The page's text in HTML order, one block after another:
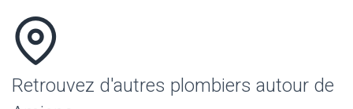
Retrouvez d'autres plombiers autour de